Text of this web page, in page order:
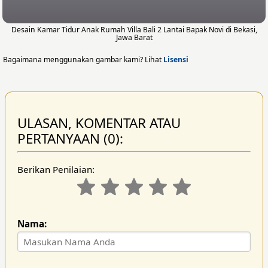
Desain Kamar Tidur Anak Rumah Villa Bali 2 Lantai Bapak Novi di Bekasi,
Jawa Barat
Bagaimana menggunakan gambar kami? LihatLisensi
ULASAN, KOMENTAR ATAU
PERTANYAAN (0):
Berikan Penilaian:
Nama: